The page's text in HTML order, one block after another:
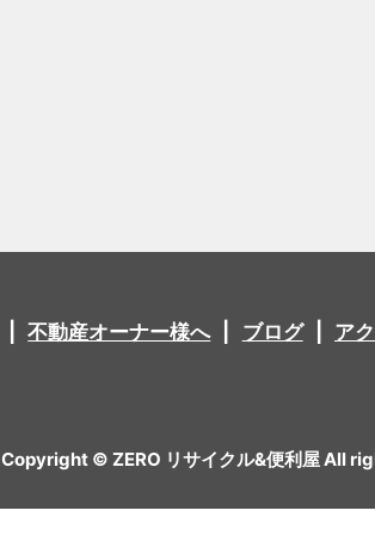
不動産オーナー様へ ブログ ア
Copyright © ZERO リサイクル&便利屋 All